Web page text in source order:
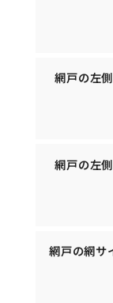
網戸の左
網戸の左
網戸の網サ